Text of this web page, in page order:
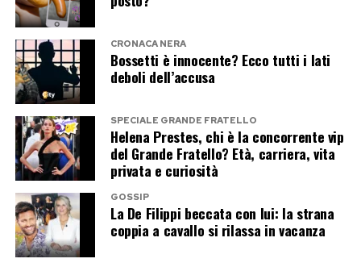
il kolossal di Christopher Nolan.
Post Views: 252
CRONACA NERA
Bossetti è innocente? Ecco tutti i lati
deboli dell’accusa
SPECIALE GRANDE FRATELLO
Helena Prestes, chi è la concorrente vip
del Grande Fratello? Età, carriera, vita
privata e curiosità
GOSSIP
La De Filippi beccata con lui: la strana
coppia a cavallo si rilassa in vacanza